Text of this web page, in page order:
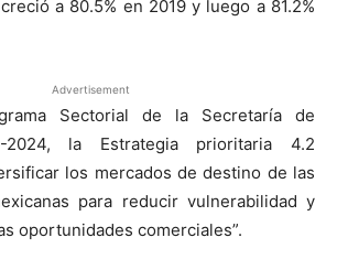
a 80.5% en 2019 y luego a 81.2%
Advertisement
Sectorial de la Secretaría de
2024, la Estrategia prioritaria 4.2
los mercados de destino de las
para reducir vulnerabilidad y
oportunidades comerciales”.